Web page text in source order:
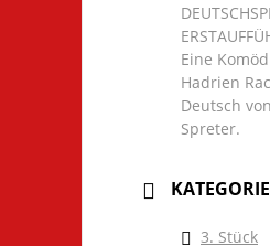
Eine
Hadrien
Deutsch
Spreter.
KATEGORIE
3. Stück